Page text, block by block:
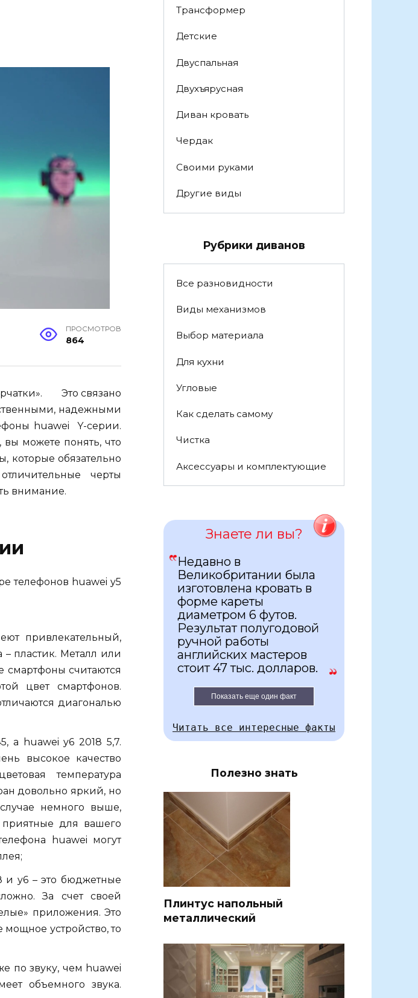
ПРОСМОТРОВ
864
Это связано
надежными
huawei Y-серии.
, вы можете понять, что
которые обязательно
черты
внимание.
телефонов huawei y5
привлекательный,
пластик. Металл или
смартфоны считаются
цвет смартфонов.
диагональю
а huawei y6 2018 5,7.
высокое качество
температура
довольно яркий, но
немного выше,
приятные для вашего
huawei могут
и y6 – это бюджетные
За счет своей
приложения. Это
мощное устройство, то
по звуку, чем huawei
объемного звука.
Трансформер
Детские
Двуспальная
Двухъярусная
Диван кровать
Чердак
Своими руками
Другие виды
Рубрики диванов
Все разновидности
Виды механизмов
Выбор материала
Для кухни
Угловые
Как сделать самому
Чистка
Аксессуары и комплектующие
Знаете ли вы?
Недавно в
Великобритании была
изготовлена кровать в
форме кареты
диаметром 6 футов.
Результат полугодовой
ручной работы
английских мастеров
стоит 47 тыс. долларов.
Показать еще один факт
Читать все интересные факты
Полезно знать
Плинтус напольный
металлический